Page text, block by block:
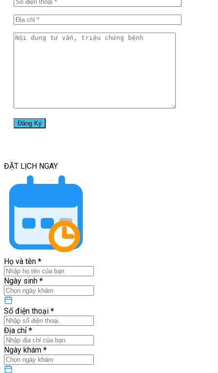
ĐẶT LỊCH NGAY
Họ và tên *
Ngày sinh *
Số điện thoại *
Địa chỉ *
Ngày khám *